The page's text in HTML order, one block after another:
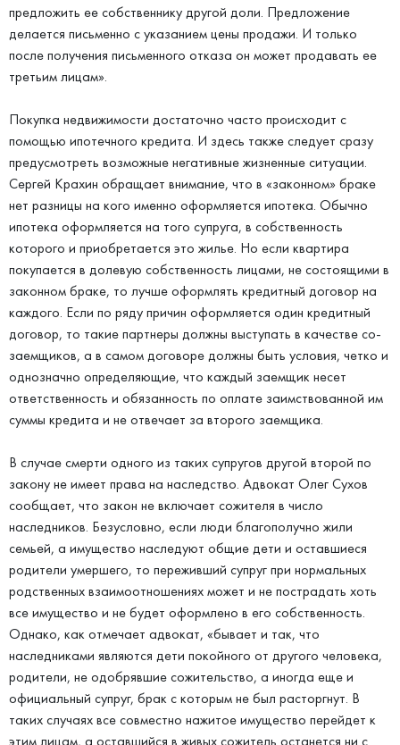
предложить ее собственнику другой доли. Предложение
делается письменно с указанием цены продажи. И только
после получения письменного отказа он может продавать ее
третьим лицам».
Покупка недвижимости достаточно часто происходит с
помощью ипотечного кредита. И здесь также следует сразу
предусмотреть возможные негативные жизненные ситуации.
Сергей Крахин обращает внимание, что в «законном» браке
нет разницы на кого именно оформляется ипотека. Обычно
ипотека оформляется на того супруга, в собственность
которого и приобретается это жилье. Но если квартира
покупается в долевую собственность лицами, не состоящими в
законном браке, то лучше оформлять кредитный договор на
каждого. Если по ряду причин оформляется один кредитный
договор, то такие партнеры должны выступать в качестве со-
заемщиков, а в самом договоре должны быть условия, четко и
однозначно определяющие, что каждый заемщик несет
ответственность и обязанность по оплате заимствованной им
суммы кредита и не отвечает за второго заемщика.
В случае смерти одного из таких супругов другой второй по
закону не имеет права на наследство. Адвокат Олег Сухов
сообщает, что закон не включает сожителя в число
наследников. Безусловно, если люди благополучно жили
семьей, а имущество наследуют общие дети и оставшиеся
родители умершего, то переживший супруг при нормальных
родственных взаимоотношениях может и не пострадать хоть
все имущество и не будет оформлено в его собственность.
Однако, как отмечает адвокат, «бывает и так, что
наследниками являются дети покойного от другого человека,
родители, не одобрявшие сожительство, а иногда еще и
официальный супруг, брак с которым не был расторгнут. В
таких случаях все совместно нажитое имущество перейдет к
этим лицам, а оставшийся в живых сожитель останется ни с